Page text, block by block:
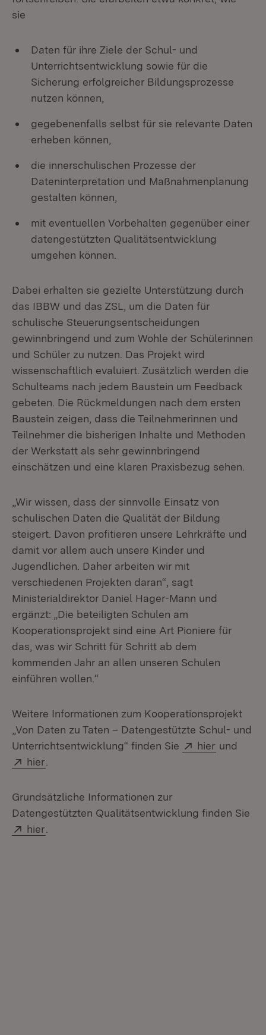
sie
Daten für ihre Ziele der Schul- und
Unterrichtsentwicklung sowie für die
Sicherung erfolgreicher Bildungsprozesse
nutzen können,
gegebenenfalls selbst für sie relevante Daten
erheben können,
die innerschulischen Prozesse der
Dateninterpretation und Maßnahmenplanung
gestalten können,
mit eventuellen Vorbehalten gegenüber einer
datengestützten Qualitätsentwicklung
umgehen können.
Dabei erhalten sie gezielte Unterstützung durch
das IBBW und das ZSL, um die Daten für
schulische Steuerungsentscheidungen
gewinnbringend und zum Wohle der Schülerinnen
und Schüler zu nutzen. Das Projekt wird
wissenschaftlich evaluiert. Zusätzlich werden die
Schulteams nach jedem Baustein um Feedback
gebeten. Die Rückmeldungen nach dem ersten
Baustein zeigen, dass die Teilnehmerinnen und
Teilnehmer die bisherigen Inhalte und Methoden
der Werkstatt als sehr gewinnbringend
einschätzen und eine klaren Praxisbezug sehen.
„Wir wissen, dass der sinnvolle Einsatz von
schulischen Daten die Qualität der Bildung
steigert. Davon profitieren unsere Lehrkräfte und
damit vor allem auch unsere Kinder und
Jugendlichen. Daher arbeiten wir mit
verschiedenen Projekten daran“, sagt
Ministerialdirektor Daniel Hager-Mann und
ergänzt: „Die beteiligten Schulen am
Kooperationsprojekt sind eine Art Pioniere für
das, was wir Schritt für Schritt ab dem
kommenden Jahr an allen unseren Schulen
einführen wollen.“
Weitere Informationen zum Kooperationsprojekt
„Von Daten zu Taten – Datengestützte Schul- und
Unterrichtsentwicklung“ finden Sie
Extern:
hier (Öffnet in
und
Extern:
hier
Grundsätzliche Informationen zur
Datengestützten Qualitätsentwicklung finden Sie
Extern:
hier